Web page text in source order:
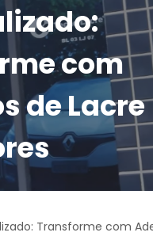
com
de Lacre